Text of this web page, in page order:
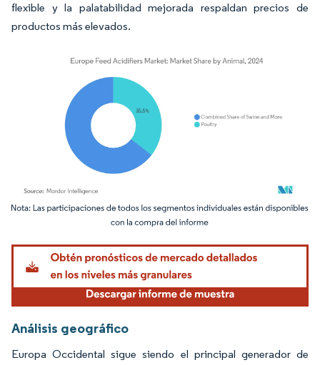
flexible y la palatabilidad mejorada respaldan precios de
productos más elevados.
Imagen © Mordor Intelligence. El uso requiere atribución según CC BY 4.0.
Análisis geográfico
Europa Occidental sigue siendo el principal generador de